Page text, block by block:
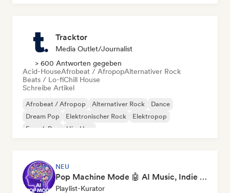
Tracktor
Media Outlet/Journalist
> 600 Antworten gegeben
Acid-HouseAfrobeat / AfropopAlternativer Rock
Beats / Lo-fiChill House
Schreibe Artikel
Afrobeat / Afropop Alternativer Rock
Dance
Dream Pop
Elektronischer Rock
Elektropop
French Pop
Hip-Hop
NEU
Pop Machine Mode 🤖 AI Music, Indie Pop & Dream Pop
Playlist-Kurator